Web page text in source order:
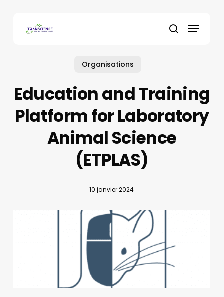
recherche
Menu
Organisations
Education and Training
Platform for Laboratory
Animal Science
(ETPLAS)
10 janvier 2024